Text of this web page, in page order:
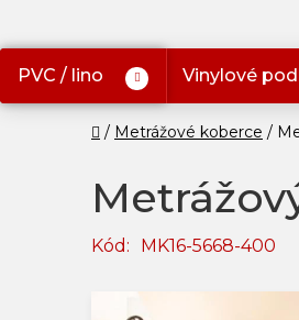
PVC / lino Vinylové
Domů
Metrážové koberce
Kód: MK16-5668-400